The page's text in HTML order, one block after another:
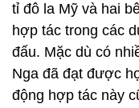
tỉ đô la Mỹ và hai
hợp tác trong các
đấu. Mặc dù có
Nga đã đạt được
động hợp tác này